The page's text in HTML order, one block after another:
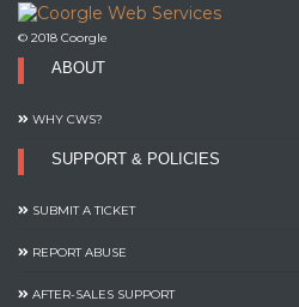
© 2018 Coorgle
ABOUT
WHY CWS?
SUPPORT & POLICIES
SUBMIT A TICKET
REPORT ABUSE
AFTER-SALES SUPPORT